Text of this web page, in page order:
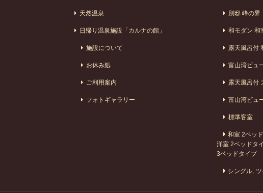
天然温泉
日帰り温泉施設「カルナの館」
施設について
お休み処
ご利用案内
フォトギャラリー
別邸 峰の界
和モダン 和
露天風呂付
富山湾ビュ
露天風呂付
富山湾ビュ
標準客室
和室 2ベッ
洋室 2ベッドタ
3ベッドタイプ
シングル